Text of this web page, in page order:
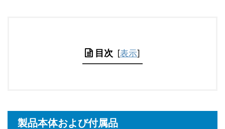
目次 [表示]
製品本体および付属品